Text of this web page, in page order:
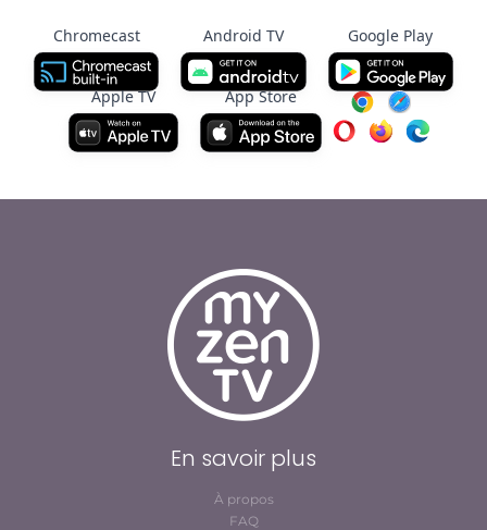
Chromecast Android TV Google Play
Apple TV App Store
En savoir plus
À propos
FAQ